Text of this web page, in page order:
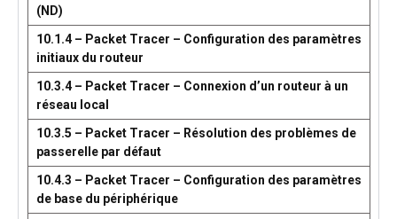
(ND)
10.1.4 – Packet Tracer – Configuration des paramètres
initiaux du routeur
10.3.4 – Packet Tracer – Connexion d’un routeur à un
réseau local
10.3.5 – Packet Tracer – Résolution des problèmes de
passerelle par défaut
10.4.3 – Packet Tracer – Configuration des paramètres
de base du périphérique